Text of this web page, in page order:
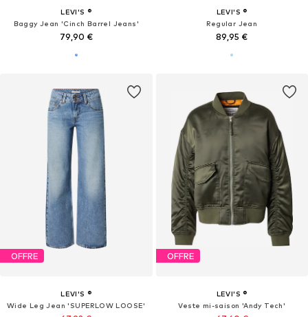
LEVI'S ®
Baggy Jean 'Cinch Barrel Jeans'
79,90 €
LEVI'S ®
Regular Jean
89,95 €
OFFRE
LEVI'S ®
Wide Leg Jean 'SUPERLOW LOOSE'
OFFRE
LEVI'S ®
Veste mi-saison 'Andy Tech'